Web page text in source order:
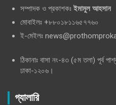
সম্পাদক ও প্রকাশকঃ ইমামুল আহসান
মোবাইলঃ +৮৮০১৮১১৬৫৭৭৬০
ই-মেইলঃ
ঠিকানাঃ বাসা নং-৪৩ (৫ম তলা) পূর্ব
ঢাকা-১২০৬।
গ্যালারি